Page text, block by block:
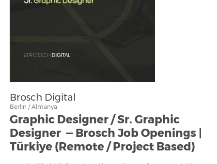
Brosch Digital
Berlin / Almanya
Graphic Designer / Sr. Graphic
Designer — Brosch Job Openings |
Türkiye (Remote / Project Based)